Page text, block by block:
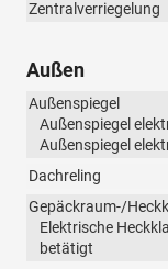
Zentralverriegelung
Außen
Außenspiegel
Außenspiegel
Außenspiegel
Dachreling
Gepäckraum-/
Elektrische
betätigt